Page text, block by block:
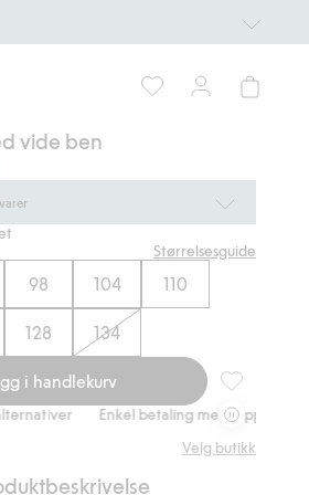
vide ben
du handler 2 eller flere varer som
17/8 i butikk & online for deg som er
Handle nå
Størrelsesguide
98 104 110
128 134
i handlekurv
Enkel betaling med Vipps & Klarna
Velg butikk